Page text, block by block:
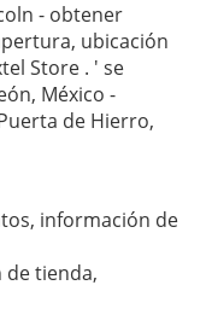
- obtener
ubicación
Store . ' se
México -
de Hierro,
información de
tienda,